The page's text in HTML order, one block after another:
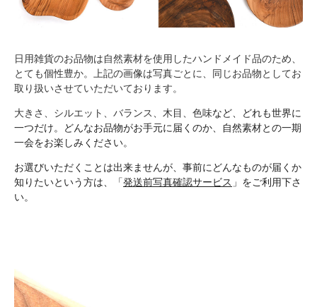
日用雑貨のお品物は自然素材を使用したハンドメイド品のため、
とても個性豊か。上記の画像は写真ごとに、同じお品物としてお
取り扱いさせていただいております。
大きさ、シルエット、バランス、木目、色味など、どれも世界に
一つだけ。どんなお品物がお手元に届くのか、自然素材との一期
一会をお楽しみください。
お選びいただくことは出来ませんが、事前にどんなものが届くか
知りたいという方は、「発送前写真確認サービス 」をご利用下さ
い。